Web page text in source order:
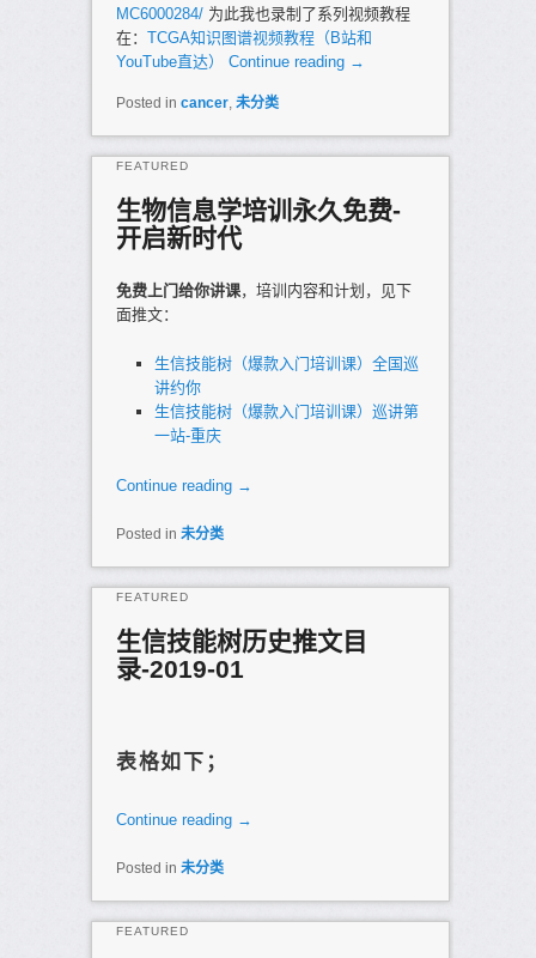
MC6000284/为此我也录制了系列视频教程
在： TCGA知识图谱视频教程（B站和
YouTube直达）
Continue reading →
Posted in cancer, 未分类
生物信息学培训永久免费-
开启新时代
FEATURED
免费上门给你讲课，培训内容和计划，见下
面推文：
生信技能树（爆款入门培训课）全国巡
讲约你
生信技能树（爆款入门培训课）巡讲第
一站-重庆
Continue reading →
Posted in 未分类
生信技能树历史推文目
录-2019-01
FEATURED
表格如下；
Continue reading →
Posted in 未分类
FEATURED